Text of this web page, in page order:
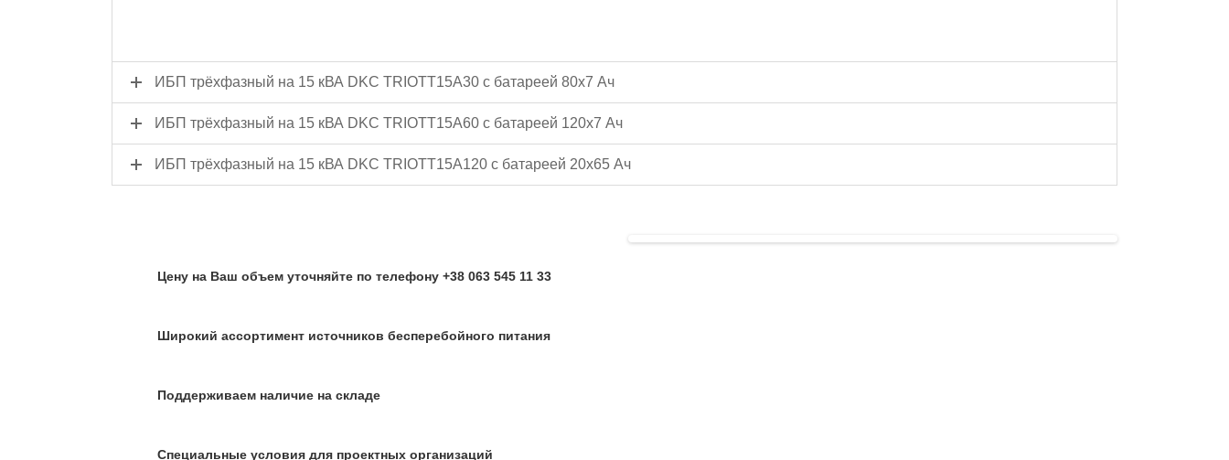
ИБП трёхфазный на 15 кВА DKC TRIOTT15A30 с батареей 80x7 Ач
ИБП трёхфазный на 15 кВА DKC TRIOTT15A60 с батареей 120x7 Ач
ИБП трёхфазный на 15 кВА DKC TRIOTT15A120 с батареей 20x65 Ач
Цену на Ваш объем уточняйте по телефону +38 063 545 11 33
Широкий ассортимент источников бесперебойного питания
Поддерживаем наличие на складе
Специальные условия для проектных организаций